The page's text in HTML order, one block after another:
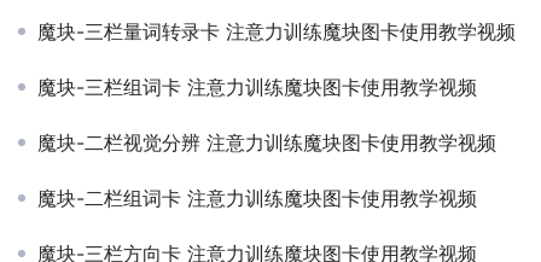
魔块-三栏量词转录卡 注意力训练魔块图卡使用教学视频
魔块-三栏组词卡 注意力训练魔块图卡使用教学视频
魔块-二栏视觉分辨 注意力训练魔块图卡使用教学视频
魔块-二栏组词卡 注意力训练魔块图卡使用教学视频
魔块-三栏方向卡 注意力训练魔块图卡使用教学视频